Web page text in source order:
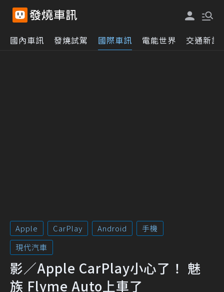
國內車訊 發燒試駕 國際車訊 電能世界 交通新訊
Apple CarPlay Android
手機
現代汽車
影／Apple CarPlay小心了！ 魅
族 Flyme Auto上車了